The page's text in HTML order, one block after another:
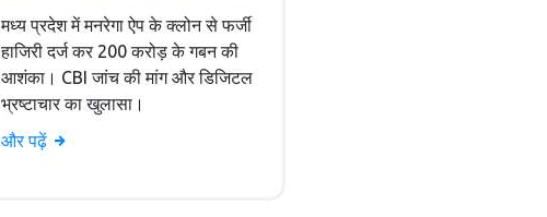
के गबन की आशंका
मध्य प्रदेश में मनरेगा ऐप के क्लोन से फर्जी
हाजिरी दर्ज कर 200 करोड़ के गबन की
आशंका। CBI जांच की मांग और डिजिटल
भ्रष्टाचार का खुलासा।
और पढ़ें